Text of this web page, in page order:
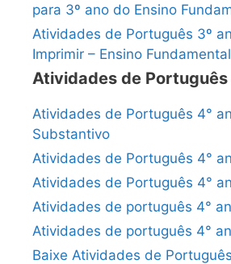
para 3º ano do Ensino
Atividades de Português 3º
Imprimir – Ensino Fundamental
Atividades de Português
Atividades de Português 4°
Substantivo
Atividades de Português 4°
Atividades de Português 4°
Atividades de português 4°
Atividades de português 4°
Baixe Atividades de